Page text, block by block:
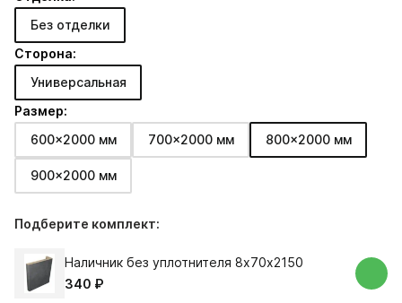
Без отделки
Сторона:
Универсальная
Размер:
600x2000 мм
700x2000 мм 800x2000 мм
900x2000 мм
Подберите комплект:
Наличник без уплотнителя 8х70х2150
340 ₽